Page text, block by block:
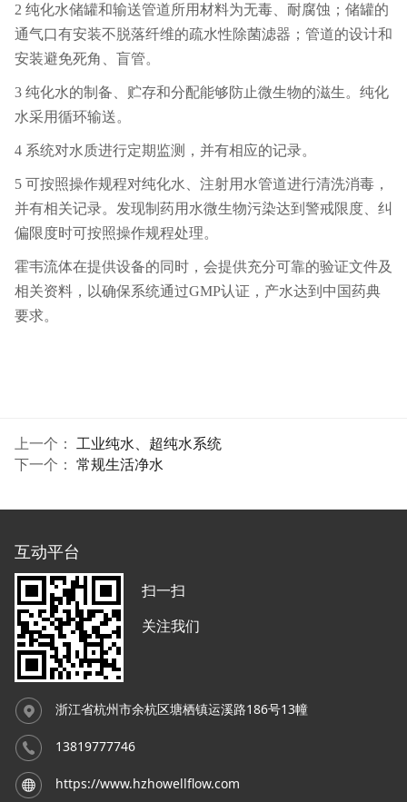
2 纯化水储罐和输送管道所用材料为无毒、耐腐蚀；储罐的
通气口有安装不脱落纤维的疏水性除菌滤器；管道的设计和
安装避免死角、盲管。
3 纯化水的制备、贮存和分配能够防止微生物的滋生。纯化
水采用循环输送。
4 系统对水质进行定期监测，并有相应的记录。
5 可按照操作规程对纯化水、注射用水管道进行清洗消毒，
并有相关记录。发现制药用水微生物污染达到警戒限度、纠
偏限度时可按照操作规程处理。
霍韦流体在提供设备的同时，会提供充分可靠的验证文件及
相关资料，以确保系统通过GMP认证，产水达到中国药典
要求。
上一个： 工业纯水、超纯水系统
下一个： 常规生活净水
互动平台
扫一扫
关注我们
浙江省杭州市余杭区塘栖镇运溪路186号13幢
13819777746
https://www.hzhowellflow.com